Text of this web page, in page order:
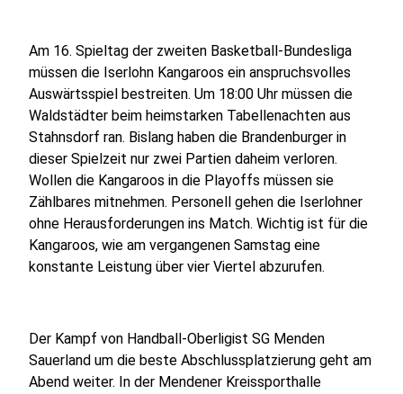
Am 16. Spieltag der zweiten Basketball-Bundesliga
müssen die Iserlohn Kangaroos ein anspruchsvolles
Auswärtsspiel bestreiten. Um 18:00 Uhr müssen die
Waldstädter beim heimstarken Tabellenachten aus
Stahnsdorf ran. Bislang haben die Brandenburger in
dieser Spielzeit nur zwei Partien daheim verloren.
Wollen die Kangaroos in die Playoffs müssen sie
Zählbares mitnehmen. Personell gehen die Iserlohner
ohne Herausforderungen ins Match. Wichtig ist für die
Kangaroos, wie am vergangenen Samstag eine
konstante Leistung über vier Viertel abzurufen.
Der Kampf von Handball-Oberligist SG Menden
Sauerland um die beste Abschlussplatzierung geht am
Abend weiter. In der Mendener Kreissporthalle